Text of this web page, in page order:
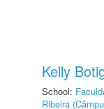
Kelly
School:
Ribeira